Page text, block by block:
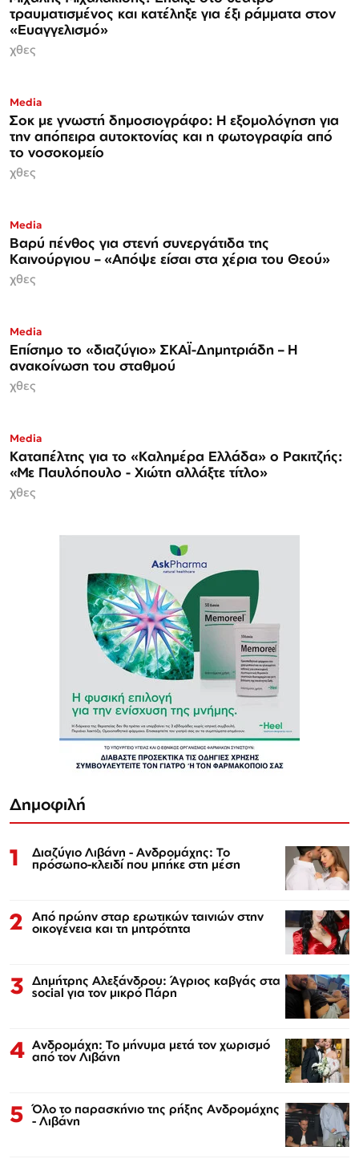
τραυματισμένος και κατέληξε για έξι ράμματα στον
«Ευαγγελισμό»
χθες
Media
Σοκ με γνωστή δημοσιογράφο: Η εξομολόγηση για
την απόπειρα αυτοκτονίας και η φωτογραφία από
το νοσοκομείο
χθες
Media
Βαρύ πένθος για στενή συνεργάτιδα της
Καινούργιου – «Απόψε είσαι στα χέρια του Θεού»
χθες
Media
Επίσημο το «διαζύγιο» ΣΚΑΪ-Δημητριάδη – Η
ανακοίνωση του σταθμού
χθες
Media
Καταπέλτης για το «Καλημέρα Ελλάδα» ο Ρακιτζής:
«Με Παυλόπουλο - Χιώτη αλλάξτε τίτλο»
χθες
Δημοφιλή
1 Διαζύγιο Λιβάνη - Ανδρομάχης: Το
πρόσωπο-κλειδί που μπήκε στη μέση
2 Από πρώην σταρ ερωτικών ταινιών στην
οικογένεια και τη μητρότητα
3 Δημήτρης Αλεξάνδρου: Άγριος καβγάς στα
social για τον μικρό Πάρη
4 Ανδρομάχη: Το μήνυμα μετά τον χωρισμό
από τον Λιβάνη
5 Όλο το παρασκήνιο της ρήξης Ανδρομάχης
- Λιβάνη